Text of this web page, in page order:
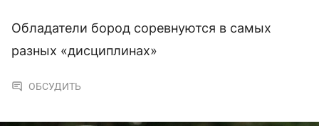
Обладатели бород соревнуются в самых
разных «дисциплинах»
ОБСУДИТЬ